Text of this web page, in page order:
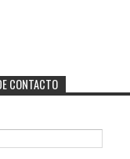
CONTACTO